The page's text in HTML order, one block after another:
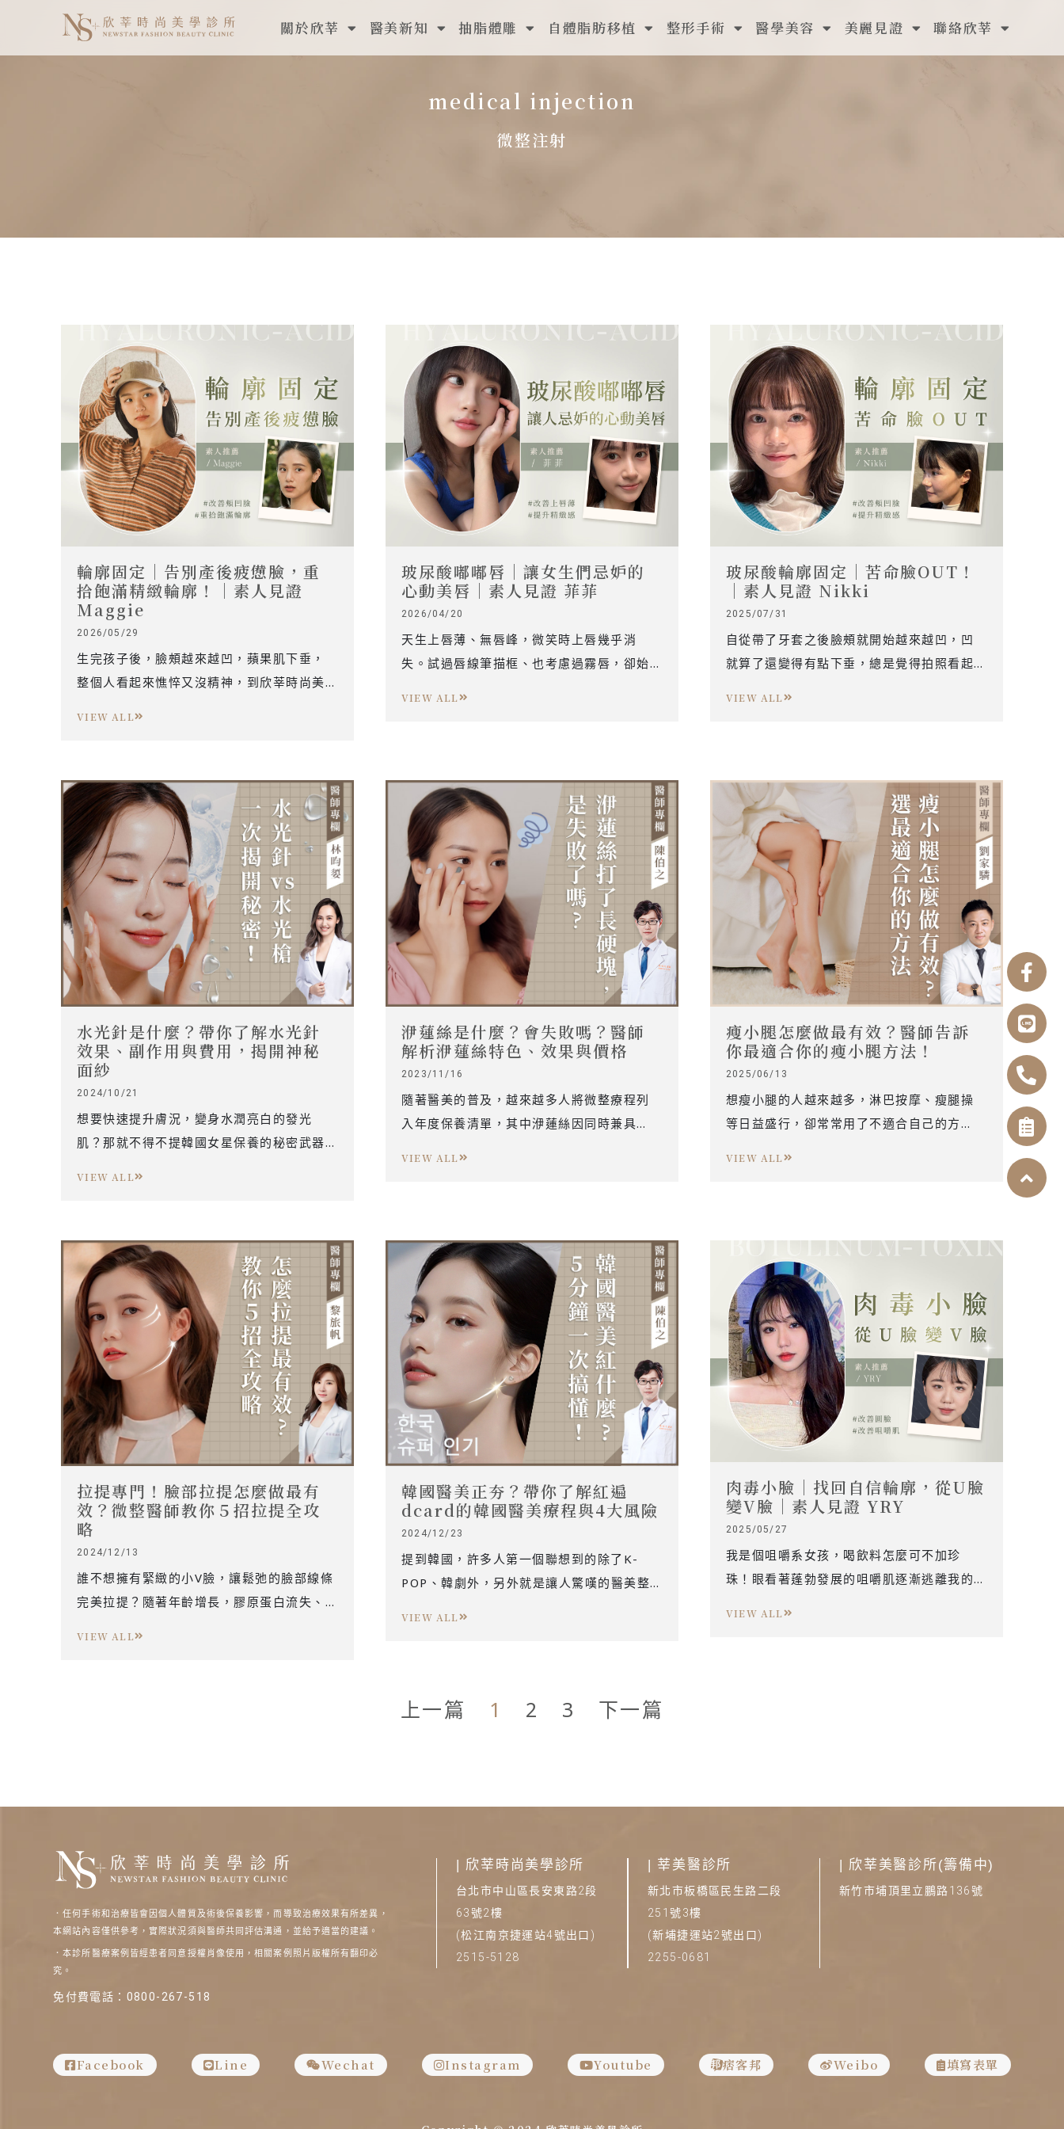
關於欣莘 醫美新知 抽脂體雕 自體脂肪移植 整形手術 醫學美容 美麗見證 聯絡欣莘
medical injection
微整注射
輪廓固定｜告別產後疲憊臉，重
拾飽滿精緻輪廓！｜素人見證
Maggie
2026/05/29
生完孩子後，臉頰越來越凹，蘋果肌下垂，
整個人看起來憔悴又沒精神，到欣莘時尚美
VIEW ALL
玻尿酸嘟嘟唇｜讓女生們忌妒的
心動美唇｜素人見證 菲菲
2026/04/20
天生上唇薄、無唇峰，微笑時上唇幾乎消
失。試過唇線筆描框、也考慮過霧唇，卻始
VIEW ALL
玻尿酸輪廓固定｜苦命臉OUT！
｜素人見證 Nikki
2025/07/31
自從帶了牙套之後臉頰就開始越來越凹，凹
就算了還變得有點下垂，總是覺得拍照看起
VIEW ALL
水光針是什麼？帶你了解水光針
效果、副作用與費用，揭開神秘
面紗
2024/10/21
想要快速提升膚況，變身水潤亮白的發光
肌？那就不得不提韓國女星保養的秘密武器
打一次？效果又可以維持多久？想揭開這個
紅遍保養圈的水光針神秘面紗，就讓專業醫
師用本文帶你了解吧！
VIEW ALL
洢蓮絲是什麼？會失敗嗎？醫師
解析洢蓮絲特色、效果與價格
2023/11/16
隨著醫美的普及，越來越多人將微整療程列
入年度保養清單，其中洢蓮絲因同時兼具
VIEW ALL
瘦小腿怎麼做最有效？醫師告訴
你最適合你的瘦小腿方法！
2025/06/13
想瘦小腿的人越來越多，淋巴按摩、瘦腿操
等日益盛行，卻常常用了不適合自己的方
越壯！
VIEW ALL
拉提專門！臉部拉提怎麼做最有
效？微整醫師教你５招拉提全攻
略
2024/12/13
誰不想擁有緊緻的小V臉，讓鬆弛的臉部線條
完美拉提？隨著年齡增長，膠原蛋白流失、
VIEW ALL
韓國醫美正夯？帶你了解紅遍
dcard的韓國醫美療程與4大風險
2024/12/23
提到韓國，許多人第一個聯想到的除了K-
POP、韓劇外，另外就是讓人驚嘆的醫美整
麗珠蘭又是什麼？如果你也對韓國醫美充滿
VIEW ALL
肉毒小臉｜找回自信輪廓，從U臉
變V臉｜素人見證 YRY
2025/05/27
我是個咀嚼系女孩，喝飲料怎麼可不加珍
珠！眼看著蓬勃發展的咀嚼肌逐漸逃離我的
VIEW ALL
上一篇
頁
面
1
頁
2
頁
3 下一篇
．任何手術和治療皆會因個人體質及術後保養影響，而導致治療效果有所差異，
本網站內容僅供參考，實際狀況須與醫師共同評估溝通，並給予適當的建議。
．本診所醫療案例皆經患者同意授權肖像使用，相關案例照片版權所有翻印必
究。
免付費電話： 0800-267-518
| 欣莘時尚美學診所
台北市中山區長安東路2段
63號2樓
(松江南京捷運站4號出口)
2515-5128
| 莘美醫診所
新北市板橋區民生路二段
251號3樓
(新埔捷運站2號出口)
2255-0681
| 欣莘美醫診所(籌備中)
新竹市埔頂里立鵬路136號
Facebook Line Wechat Instagram Youtube 痞客邦 Weibo 填寫表單
f
Line
alt
list
up